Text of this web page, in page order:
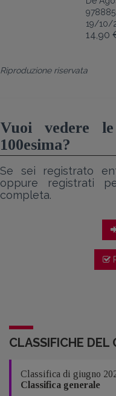
19/10/
14,90
Riproduzione riservata
Vuoi vedere
100esima?
Se sei registrato
oppure registrati
completa.
CLASSIFICHE DEL
Classifica di giugno
Classifica generale